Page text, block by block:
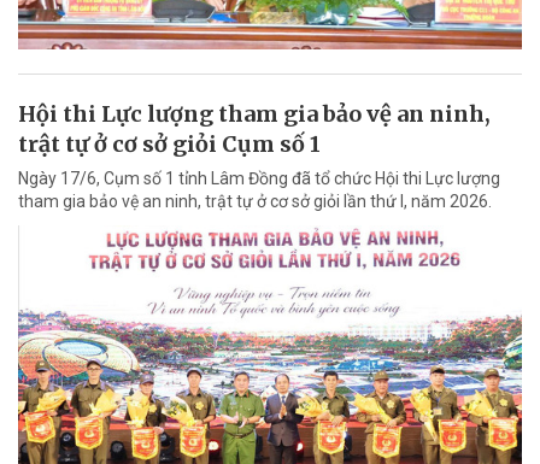
Hội thi Lực lượng tham gia bảo vệ an ninh,
trật tự ở cơ sở giỏi Cụm số 1
Ngày 17/6, Cụm số 1 tỉnh Lâm Đồng đã tổ chức Hội thi Lực lượng
tham gia bảo vệ an ninh, trật tự ở cơ sở giỏi lần thứ I, năm 2026.